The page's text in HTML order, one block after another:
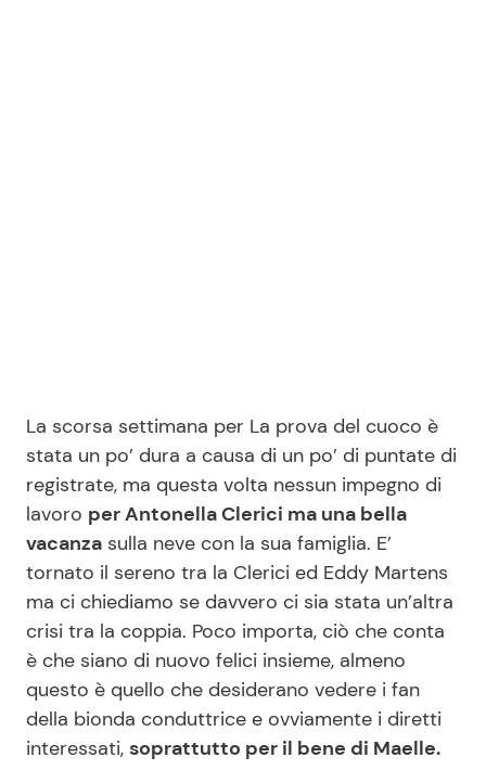
Viaggi e Turismo
Festività
Ricette Feste
Ricette per Bambini
Seguici
Info
Chi siamo
La scorsa settimana per La prova del cuoco è
stata un po’ dura a causa di un po’ di puntate di
registrate, ma questa volta nessun impegno di
lavoro per Antonella Clerici ma una bella
vacanza sulla neve con la sua famiglia. E’
tornato il sereno tra la Clerici ed Eddy Martens
ma ci chiediamo se davvero ci sia stata un’altra
crisi tra la coppia. Poco importa, ciò che conta
è che siano di nuovo felici insieme, almeno
questo è quello che desiderano vedere i fan
della bionda conduttrice e ovviamente i diretti
interessati, soprattutto per il bene di Maelle.